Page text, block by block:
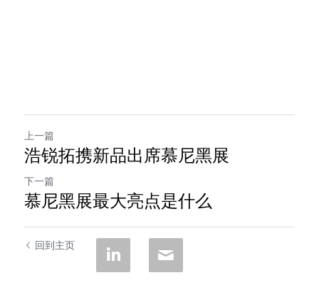
上一篇
浩锐拓携新品出席慕尼黑展
下一篇
慕尼黑展最大亮点是什么
回到主页